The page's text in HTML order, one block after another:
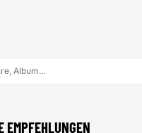
EMPFEHLUNGEN